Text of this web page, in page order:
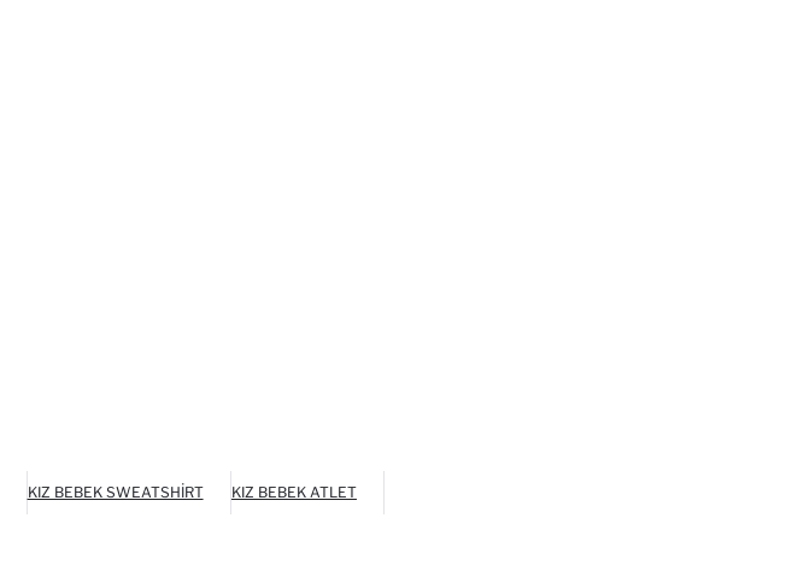
KIZ BEBEK SWEATSHIRT KIZ BEBEK ATLET